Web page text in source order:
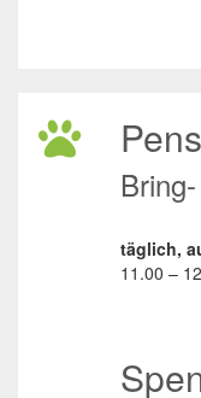
täglich,
11.00 –